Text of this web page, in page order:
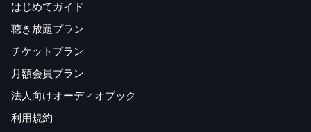
はじめてガイド
聴き放題プラン
チケットプラン
月額会員プラン
法人向けオーディオブック
利用規約